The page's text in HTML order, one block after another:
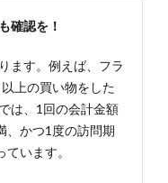
確認を！
ます。例えば、フラ
上の買い物をした
は、1回の会計金額
、かつ1度の訪問期
います。